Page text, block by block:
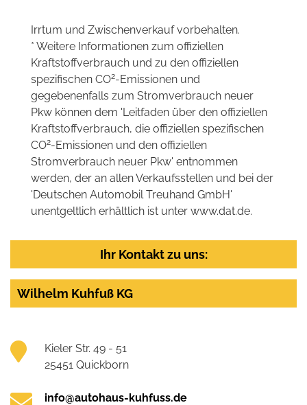
Irrtum und Zwischenverkauf vorbehalten.
* Weitere Informationen zum offiziellen
Kraftstoffverbrauch und zu den offiziellen
spezifischen CO2-Emissionen und
gegebenenfalls zum Stromverbrauch neuer
Pkw können dem 'Leitfaden über den offiziellen
Kraftstoffverbrauch, die offiziellen spezifischen
CO2-Emissionen und den offiziellen
Stromverbrauch neuer Pkw' entnommen
werden, der an allen Verkaufsstellen und bei der
'Deutschen Automobil Treuhand GmbH'
unentgeltlich erhältlich ist unter www.dat.de.
Ihr Kontakt zu uns:
Wilhelm Kuhfuß KG
Kieler Str. 49 - 51
25451 Quickborn
info@autohaus-kuhfuss.de